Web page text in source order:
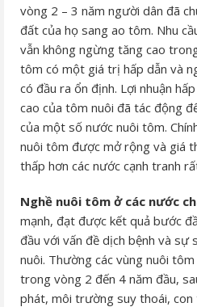
vòng 2 – 3 năm người dân đã
đất của họ sang ao tôm. Nhu
vẫn không ngừng tăng cao
tôm có một giá trị hấp dẫn và
có đầu ra ổn định. Lợi nhuận
cao của tôm nuôi đã tác động
của một số nước nuôi tôm.
nuôi tôm được mở rộng và giá
thấp hơn các nước cạnh tranh
Nghề nuôi tôm ở các nước
mạnh, đạt được kết quả bước
đầu với vấn đề dịch bệnh và
nuôi. Thường các vùng nuôi
trong vòng 2 đến 4 năm đầu,
phát, môi trường suy thoái, con